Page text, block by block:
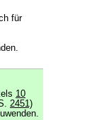
für
10
2451)